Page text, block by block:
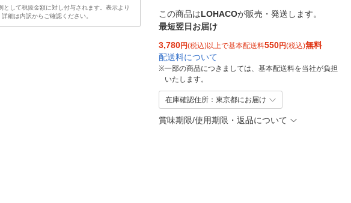
して税抜金額に対し付与されます。表示より
細は内訳からご確認ください。
この商品はLOHACOが販売・発送します。
最短翌日お届け
3,780円(税込)以上で基本配送料550円(税込)無料
配送料について
※一部の商品につきましては、基本配送料を当社が負担
いたします。
在庫確認住所：東京都にお届け
賞味期限/使用期限・返品について